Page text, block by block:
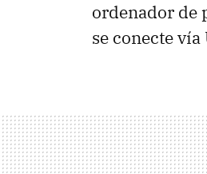
ordenador de
se conecte